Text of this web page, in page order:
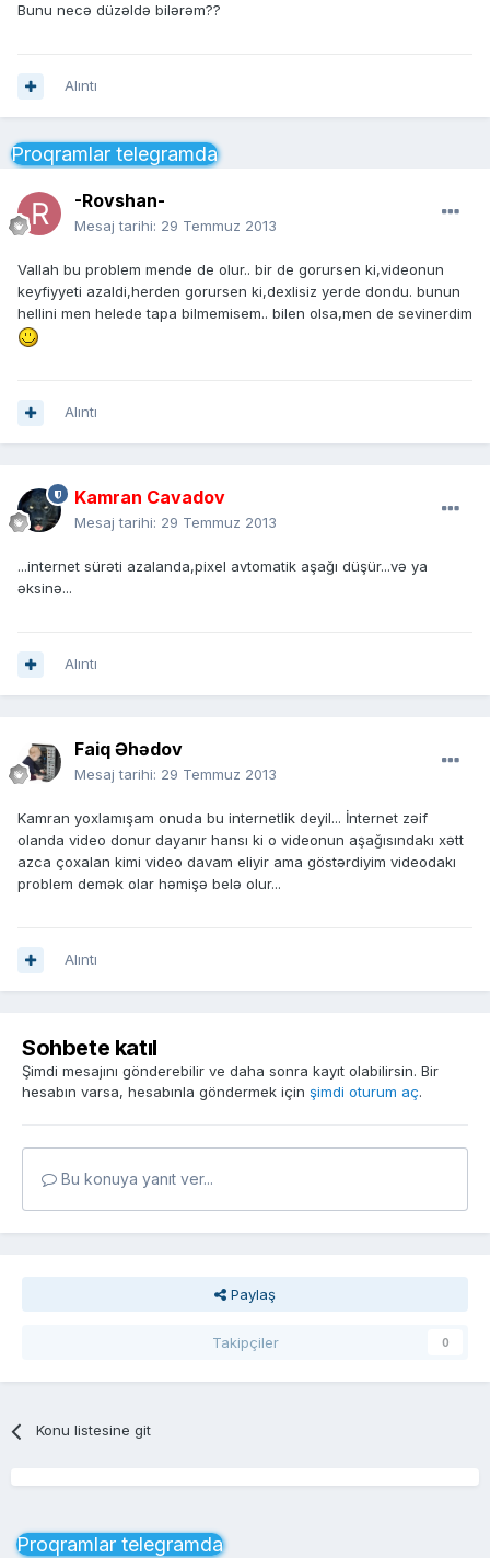
Bunu necə düzəldə bilərəm??
Alıntı
Proqramlar telegramda
-Rovshan-
Mesaj tarihi: 29 Temmuz 2013
Vallah bu problem mende de olur.. bir de gorursen ki,videonun
keyfiyyeti azaldi,herden gorursen ki,dexlisiz yerde dondu. bunun
hellini men helede tapa bilmemisem.. bilen olsa,men de sevinerdim
Alıntı
Kamran Cavadov
Mesaj tarihi: 29 Temmuz 2013
...internet sürəti azalanda,pixel avtomatik aşağı düşür...və ya
əksinə...
Alıntı
Faiq Əhədov
Mesaj tarihi: 29 Temmuz 2013
Kamran yoxlamışam onuda bu internetlik deyil... İnternet zəif
olanda video donur dayanır hansı ki o videonun aşağısındakı xətt
azca çoxalan kimi video davam eliyir ama göstərdiyim videodakı
problem demək olar həmişə belə olur...
Alıntı
Sohbete katıl
Şimdi mesajını gönderebilir ve daha sonra kayıt olabilirsin. Bir
hesabın varsa, hesabınla göndermek için şimdi oturum aç.
Bu konuya yanıt ver...
Paylaş
Takipçiler 0
Konu listesine git
Proqramlar telegramda